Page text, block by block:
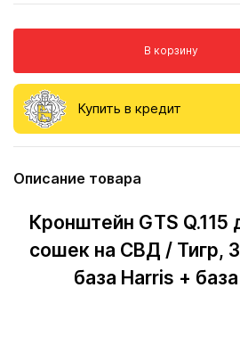
В корзину
Купить в кредит
Описание товара
Кронштейн GTS Q.115
сошек на СВД / Тигр,
база Harris +